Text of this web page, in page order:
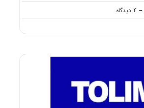
-- ۴ دیدگاه
on
شروع
شهریور